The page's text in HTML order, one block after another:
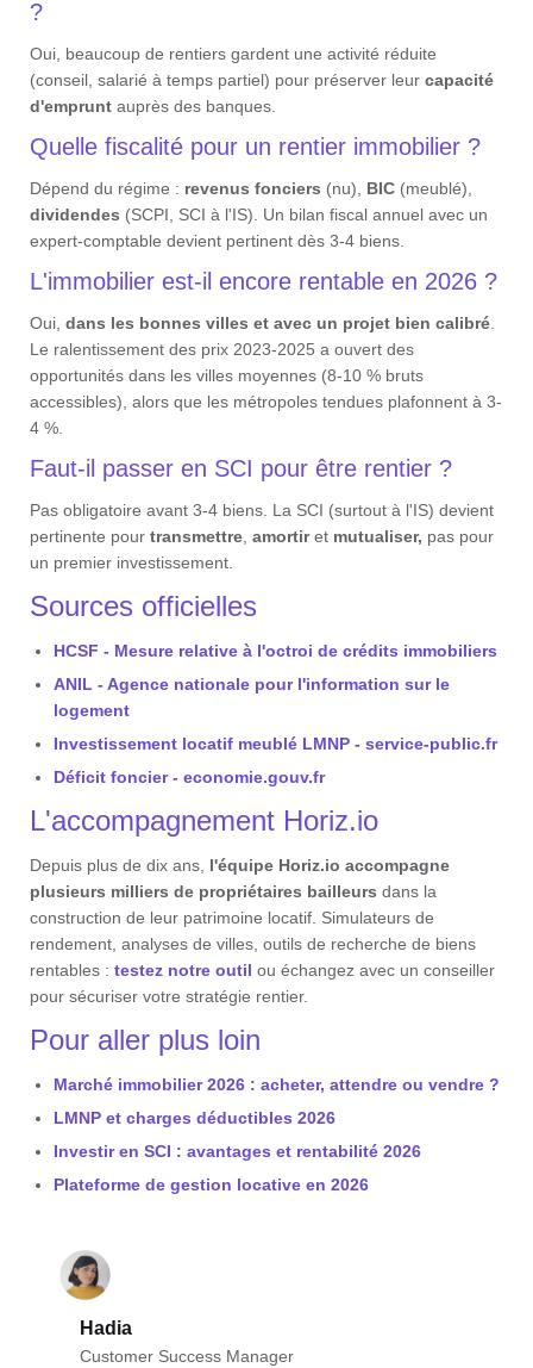
?
Oui, beaucoup de rentiers gardent une activité réduite
(conseil, salarié à temps partiel) pour préserver leur capacité
d'emprunt auprès des banques.
Quelle fiscalité pour un rentier immobilier ?
Dépend du régime : revenus fonciers (nu), BIC (meublé),
dividendes (SCPI, SCI à l'IS). Un bilan fiscal annuel avec un
expert-comptable devient pertinent dès 3-4 biens.
L'immobilier est-il encore rentable en 2026 ?
Oui, dans les bonnes villes et avec un projet bien calibré
Le ralentissement des prix 2023-2025 a ouvert des
opportunités dans les villes moyennes (8-10 % bruts
accessibles), alors que les métropoles tendues plafonnent à 3-
4 %.
Faut-il passer en SCI pour être rentier ?
Pas obligatoire avant 3-4 biens. La SCI (surtout à l'IS) devient
pertinente pour transmettre amortiret mutualiser, pas pour
un premier investissement.
Sources officielles
HCSF - Mesure relative à l'octroi de crédits immobiliers
ANIL - Agence nationale pour l'information sur le
logement
Investissement locatif meublé LMNP - service-public.fr
Déficit foncier - economie.gouv.fr
L'accompagnement Horiz.io
Depuis plus de dix ans, l'équipe Horiz.io accompagne
plusieurs milliers de propriétaires bailleurs dans la
construction de leur patrimoine locatif. Simulateurs de
rendement, analyses de villes, outils de recherche de biens
rentables : testez notre outil ou échangez avec un conseiller
pour sécuriser votre stratégie rentier.
Pour aller plus loin
Marché immobilier 2026 : acheter, attendre ou vendre ?
LMNP et charges déductibles 2026
Investir en SCI : avantages et rentabilité 2026
Plateforme de gestion locative en 2026
Hadia
Customer Success Manager